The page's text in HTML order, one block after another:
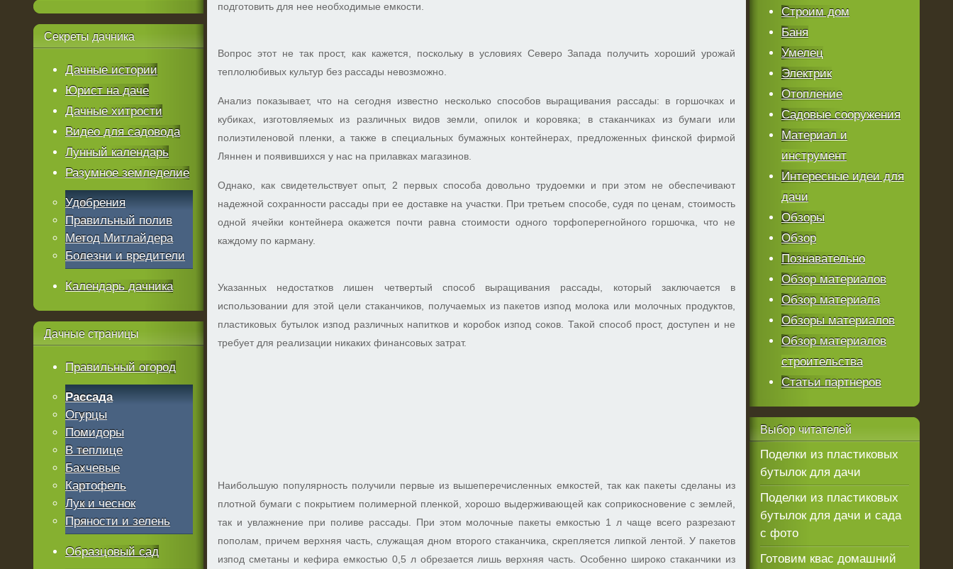
подготовить для нее необходимые емкости.
Вопрос этот не так прост, как кажется, поскольку в условиях Северо Запада получить хороший урожай
теплолюбивых культур без рассады невозможно.
Анализ показывает, что на сегодня известно несколько способов выращивания рассады: в горшочках и
кубиках, изготовляемых из различных видов земли, опилок и коровяка; в стаканчиках из бумаги или
полиэтиленовой пленки, а также в специальных бумажных контейнерах, предложенных финской фирмой
Ляннен и появившихся у нас на прилавках магазинов.
Однако, как свидетельствует опыт, 2 первых способа довольно трудоемки и при этом не обеспечивают
надежной сохранности рассады при ее доставке на участки. При третьем способе, судя по ценам, стоимость
одной ячейки контейнера окажется почти равна стоимости одного торфоперегнойного горшочка, что не
каждому по карману.
Указанных недостатков лишен четвертый способ выращивания рассады, который заключается в
использовании для этой цели стаканчиков, получаемых из пакетов изпод молока или молочных продуктов,
пластиковых бутылок изпод различных напитков и коробок изпод соков. Такой способ прост, доступен и не
требует для реализации никаких финансовых затрат.
Наибольшую популярность получили первые из вышеперечисленных емкостей, так как пакеты сделаны из
плотной бумаги с покрытием полимерной пленкой, хорошо выдерживающей как соприкосновение с землей,
так и увлажнение при поливе рассады. При этом молочные пакеты емкостью 1 л чаще всего разрезают
пополам, причем верхняя часть, служащая дном второго стаканчика, скрепляется липкой лентой. У пакетов
изпод сметаны и кефира емкостью 0,5 л обрезается лишь верхняя часть. Особенно широко стаканчики из
Секреты дачника
Дачные истории
Юрист на даче
Дачные хитрости
Видео для садовода
Лунный календарь
Разумное земледелие
Удобрения
Правильный полив
Метод Митлайдера
Болезни и вредители
Календарь дачника
Дачные страницы
Правильный огород
Рассада
Огурцы
Помидоры
В теплице
Бахчевые
Картофель
Лук и чеснок
Пряности и зелень
Образцовый сад
Строим дом
Баня
Умелец
Электрик
Отопление
Садовые сооружения
Материал и
инструмент
Интересные идеи для
дачи
Обзоры
Обзор
Познавательно
Обзор материалов
Обзор материала
Обзоры материалов
Обзор материалов
строительства
Статьи партнеров
Выборчитателей
Поделки из пластиковых
бутылок для дачи
Поделки из пластиковых
бутылок для дачи и сада
с фото
Готовим квас домашний